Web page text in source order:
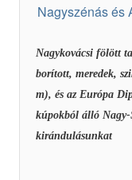
Nagyszénás és
Nagykovácsi fölött
borított, meredek,
m), és az Európa
kúpokból álló Nagy-
kirándulásunkat